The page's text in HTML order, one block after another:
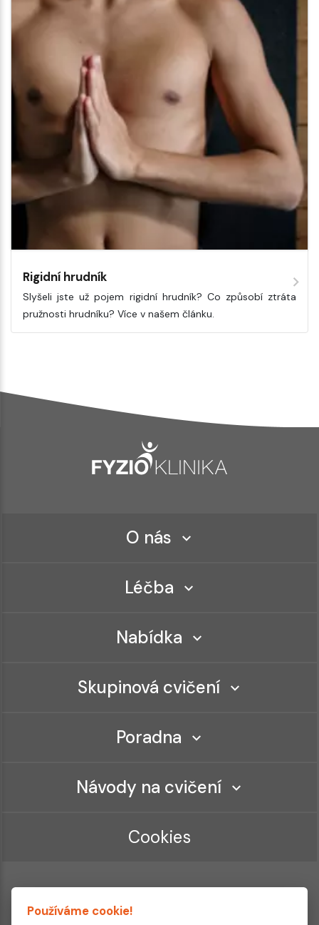
Rigidní hrudník
Slyšeli jste už pojem rigidní hrudník? Co způsobí ztráta
pružnosti hrudníku? Více v našem článku.
O nás
Léčba
Nabídka
Skupinová cvičení
Poradna
Návody na cvičení
Cookies
Používáme cookie!